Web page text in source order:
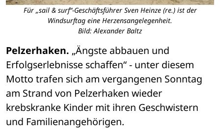
Für „sail & surf“-Geschäftsführer Sven Heinze (re.) ist der
Windsurftag eine Herzensangelegenheit.
Bild: Alexander Baltz
Pelzerhaken. „Ängste abbauen und
Erfolgserlebnisse schaffen“ - unter diesem
Motto trafen sich am vergangenen Sonntag
am Strand von Pelzerhaken wieder
krebskranke Kinder mit ihren Geschwistern
und Familienangehörigen.